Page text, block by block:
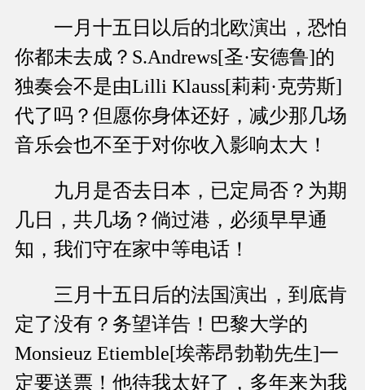
一月十五日以后的北欧演出，恐怕
你都未去成？S.Andrews[圣·安德鲁]的
独奏会不是由Lilli Klauss[莉莉·克劳斯]
代了吗？但愿你身体还好，减少那几场
音乐会也不至于对你收入影响太大！
九月是否去日本，已定局否？为期
几日，共几场？倘过港，必须早早通
知，我们守在家中等电话！
三月十五日后的法国演出，到底肯
定了没有？务望详告！巴黎大学的
Monsieuz Etiemble[埃蒂昂勃勒先生]一
定要送票！他待我太好了，多年来为我